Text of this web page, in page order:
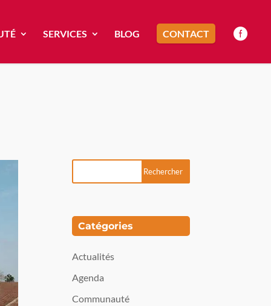
SERVICES BLOG CONTACT
Catégories
Actualités
Agenda
Communauté